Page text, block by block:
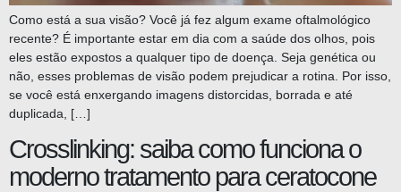
Como está a sua visão? Você já fez algum exame oftalmológico
recente? É importante estar em dia com a saúde dos olhos, pois
eles estão expostos a qualquer tipo de doença. Seja genética ou
não, esses problemas de visão podem prejudicar a rotina. Por isso,
se você está enxergando imagens distorcidas, borrada e até
duplicada, […]
Crosslinking: saiba como funciona o
moderno tratamento para ceratocone